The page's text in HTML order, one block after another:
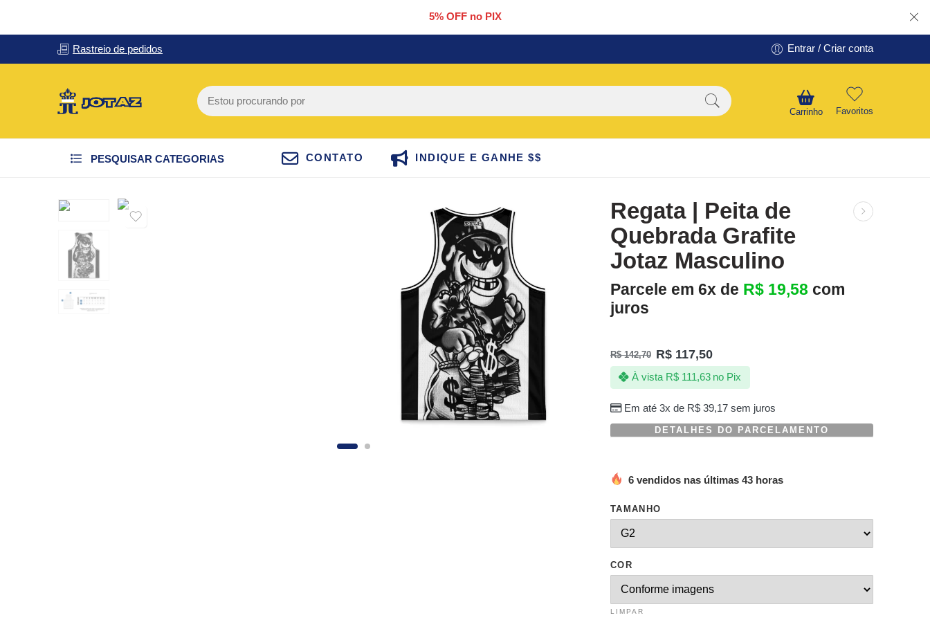
5% OFF no PIX
Rastreio de pedidos Entrar / Criar conta
Carrinho Favoritos
PESQUISAR CATEGORIAS CONTATO INDIQUE E GANHE $$
Regata | Peita de
Quebrada Grafite
Jotaz Masculino
Parcele em 6x de R$ 19,58 com
juros
R$142,70 R$ 117,50
Em até 3x de R$39,17sem juros
À vista R$111,63 no Pix
DETALHES DO PARCELAMENTO
6 vendidos nas últimas 43 horas
TAMANHO
COR
LIMPAR